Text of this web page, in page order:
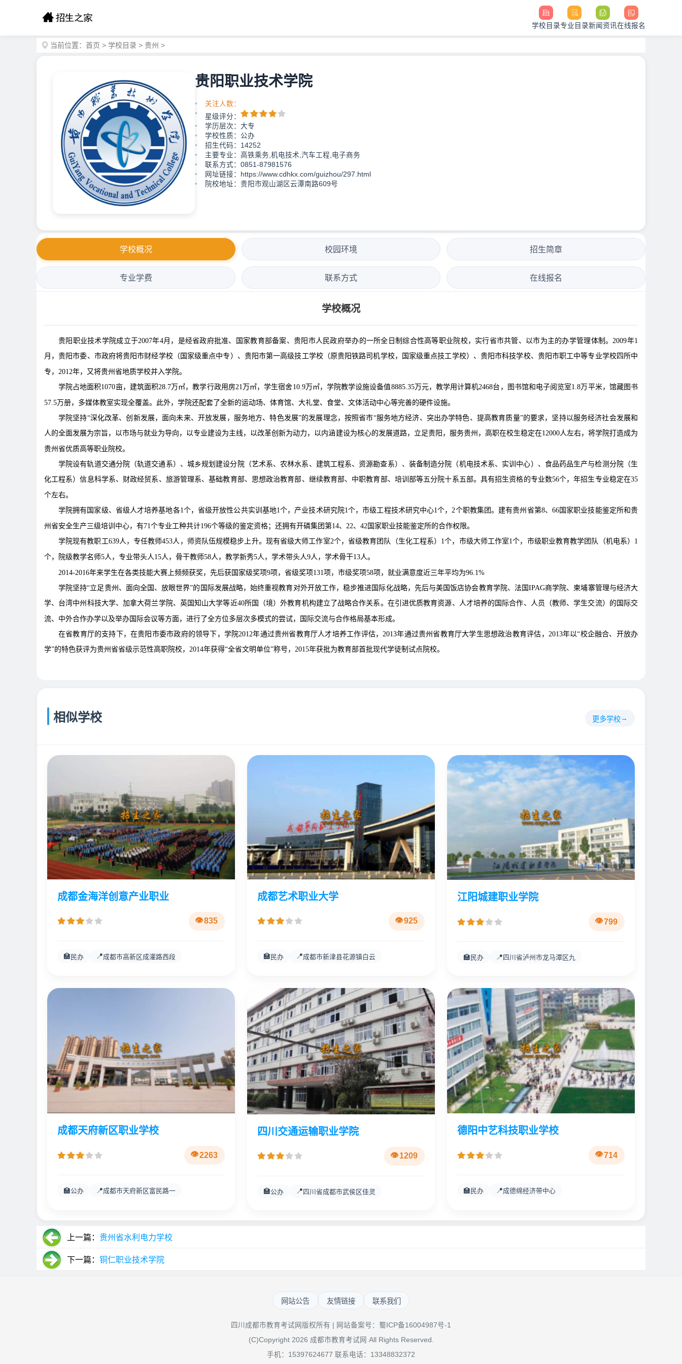
学校目录专业目录新闻资讯在线报名
当前位置： 首页 > 学校目录 > 贵州 >
贵阳职业技术学院
关注人数：
星级评分：
学历层次：大专
学校性质：公办
招生代码：14252
主要专业：高铁乘务,机电技术,汽车工程,电子商务
联系方式：0851-87981576
网址链接：https://www.cdhkx.com/guizhou/297.html
院校地址：贵阳市观山湖区云潭南路609号
学校概况 校园环境 招生简章
专业学费 联系方式 在线报名
学校概况
贵阳职业技术学院成立于2007年4月，是经省政府批准、国家教育部备案、贵阳市人民政府举办的一所全日制综合性高等职业院校，实行省市共管、以市为主的办学管理体制。2009年1
月，贵阳市委、市政府将贵阳市财经学校（国家级重点中专）、贵阳市第一高级技工学校（原贵阳铁路司机学校，国家级重点技工学校）、贵阳市科技学校、贵阳市职工中等专业学校四所中
专，2012年，又将贵州省地质学校并入学院。
学院占地面积1070亩，建筑面积28.7万㎡，教学行政用房21万㎡，学生宿舍10.9万㎡，学院教学设施设备值8885.35万元，教学用计算机2468台，图书馆和电子阅览室1.8万平米，馆藏图书
57.5万册，多媒体教室实现全覆盖。此外，学院还配套了全新的运动场、体育馆、大礼堂、食堂、文体活动中心等完善的硬件设施。
学院坚持“深化改革、创新发展，面向未来、开放发展，服务地方、特色发展”的发展理念，按照省市“服务地方经济、突出办学特色、提高教育质量”的要求，坚持以服务经济社会发展和
人的全面发展为宗旨，以市场与就业为导向，以专业建设为主线，以改革创新为动力，以内涵建设为核心的发展道路，立足贵阳，服务贵州，高职在校生稳定在12000人左右，将学院打造成为
贵州省优质高等职业院校。
学院设有轨道交通分院（轨道交通系）、城乡规划建设分院（艺术系、农林水系、建筑工程系、资源勘查系）、装备制造分院（机电技术系、实训中心）、食品药品生产与检测分院（生
化工程系）信息科学系、财政经贸系、旅游管理系、基础教育部、思想政治教育部、继续教育部、中职教育部、培训部等五分院十系五部。具有招生资格的专业数56个，年招生专业稳定在35
个左右。
学院拥有国家级、省级人才培养基地各1个，省级开放性公共实训基地1个，产业技术研究院1个，市级工程技术研究中心1个，2个职教集团。建有贵州省第8、66国家职业技能鉴定所和贵
州省安全生产三级培训中心，有71个专业工种共计196个等级的鉴定资格；还拥有开磷集团第14、22、42国家职业技能鉴定所的合作权限。
学院现有教职工639人，专任教师453人，师资队伍规模稳步上升。现有省级大师工作室2个，省级教育团队（生化工程系）1个，市级大师工作室1个，市级职业教育教学团队（机电系）1
个，院级教学名师5人，专业带头人15人，骨干教师58人，教学新秀5人，学术带头人9人，学术骨干13人。
2014-2016年来学生在各类技能大赛上频频获奖，先后获国家级奖项9项，省级奖项131项，市级奖项58项，就业满意度近三年平均为96.1%
学院坚持“立足贵州、面向全国、放眼世界”的国际发展战略，始终重视教育对外开放工作，稳步推进国际化战略，先后与美国饭店协会教育学院、法国IPAG商学院、柬埔寨管理与经济大
学、台湾中州科技大学、加拿大荷兰学院、英国知山大学等近40所国（境）外教育机构建立了战略合作关系。在引进优质教育资源、人才培养的国际合作、人员（教师、学生交流）的国际交
流、中外合作办学以及举办国际会议等方面，进行了全方位多层次多模式的尝试，国际交流与合作格局基本形成。
在省教育厅的支持下，在贵阳市委市政府的领导下，学院2012年通过贵州省教育厅人才培养工作评估，2013年通过贵州省教育厅大学生思想政治教育评估，2013年以“校企融合、开放办
学”的特色获评为贵州省省级示范性高职院校，2014年获得“全省文明单位”称号，2015年获批为教育部首批现代学徒制试点院校。
相似学校 更多学校
成都金海洋创意产业职业
835
🏫 民办 📍成都市高新区成灌路西段
成都艺术职业大学
925
🏫 民办 📍成都市新津县花源镇白云
江阳城建职业学院
799
🏫 民办 📍 四川省泸州市龙马潭区九
成都天府新区职业学校
2263
🏫公办 📍成都市天府新区富民路一
四川交通运输职业学院
1209
🏫公办 📍四川省成都市武侯区佳灵
德阳中艺科技职业学校
714
🏫 民办 📍成德绵经济带中心
上一篇： 贵州省水利电力学校
下一篇： 铜仁职业技术学院
网站公告 友情链接 联系我们
四川成都市教育考试网版权所有 | 网站备案号： 蜀ICP备16004987号-1
(C)Copyright 2026 成都市教育考试网 All Rights Reserved.
手机：15397624677 联系电话：13348832372